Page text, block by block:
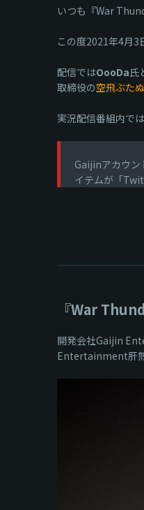
いつも『War
この度2021年4月3
配信ではOooDa氏
取締役の空飛ぶた
実況配信番組内で
Gaijinアカウ
イテムが「
『War
開発会社Gaijin
Entertainment肝